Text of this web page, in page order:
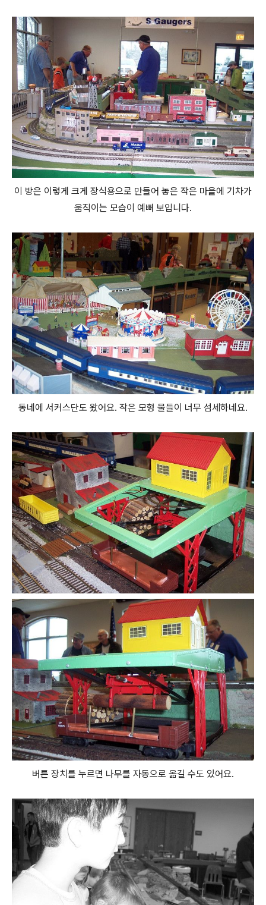
이 방은 이렇게 크게 장식용으로 만들어 놓은 작은 마을에 기차가
움직이는 모습이 예뻐 보입니다.
동네에 서커스단도 왔어요. 작은 모형 물들이 너무 섬세하네요.
버튼 장치를 누르면 나무를 자동으로 옮길 수도 있어요.